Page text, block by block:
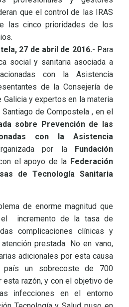
que el control de las IRAS
las cinco prioridades de los
27 de abril de 2016.- Para
social y sanitaria asociada a
con la Asistencia
de la Consejería de
Galicia y expertos en la materia
de Compostela , en el
sobre Prevención de las
con la Asistencia
por la
Fundación
el apoyo de la Federación
de Tecnología Sanitaria
de enorme magnitud que
el incremento de la tasa de
complicaciones clínicas y
prestada. No en vano,
adicionales por esta causa
país un sobrecoste de 700
razón, y con el objetivo de
infecciones en el entorno